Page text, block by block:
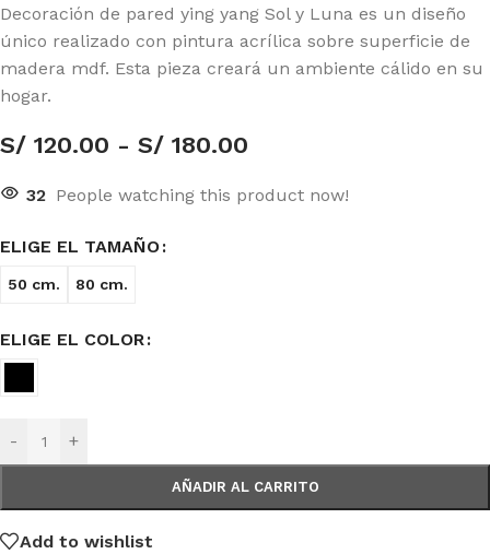
Decoración de pared ying yang Sol y Luna es un diseño
único realizado con pintura acrílica sobre superficie de
madera mdf. Esta pieza creará un ambiente cálido en su
hogar.
S/ 120.00 - S/ 180.00
32 People watching this product now!
ELIGE EL TAMAÑO
50 cm. 80 cm.
ELIGE EL COLOR
- +
AÑADIR AL CARRITO
Add to wishlist